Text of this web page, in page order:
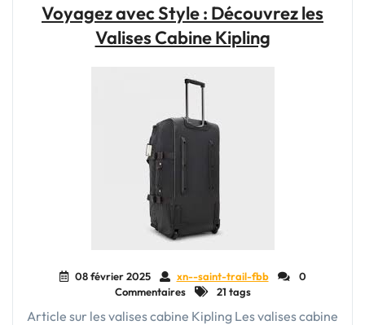
:
Votre
Voyagez avec Style : Découvrez les
Valises Cabine Kipling
08 février 2025 xn--saint-trail-fbb
0
Commentaires
21 tags
Article sur les valises cabine Kipling Les valises cabine